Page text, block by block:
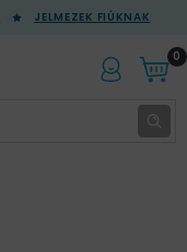
JELMEZEK FIÚKNAK
0